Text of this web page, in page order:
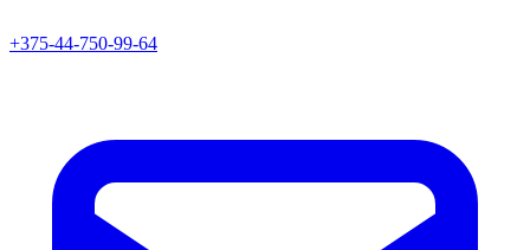
+375-44-750-99-64